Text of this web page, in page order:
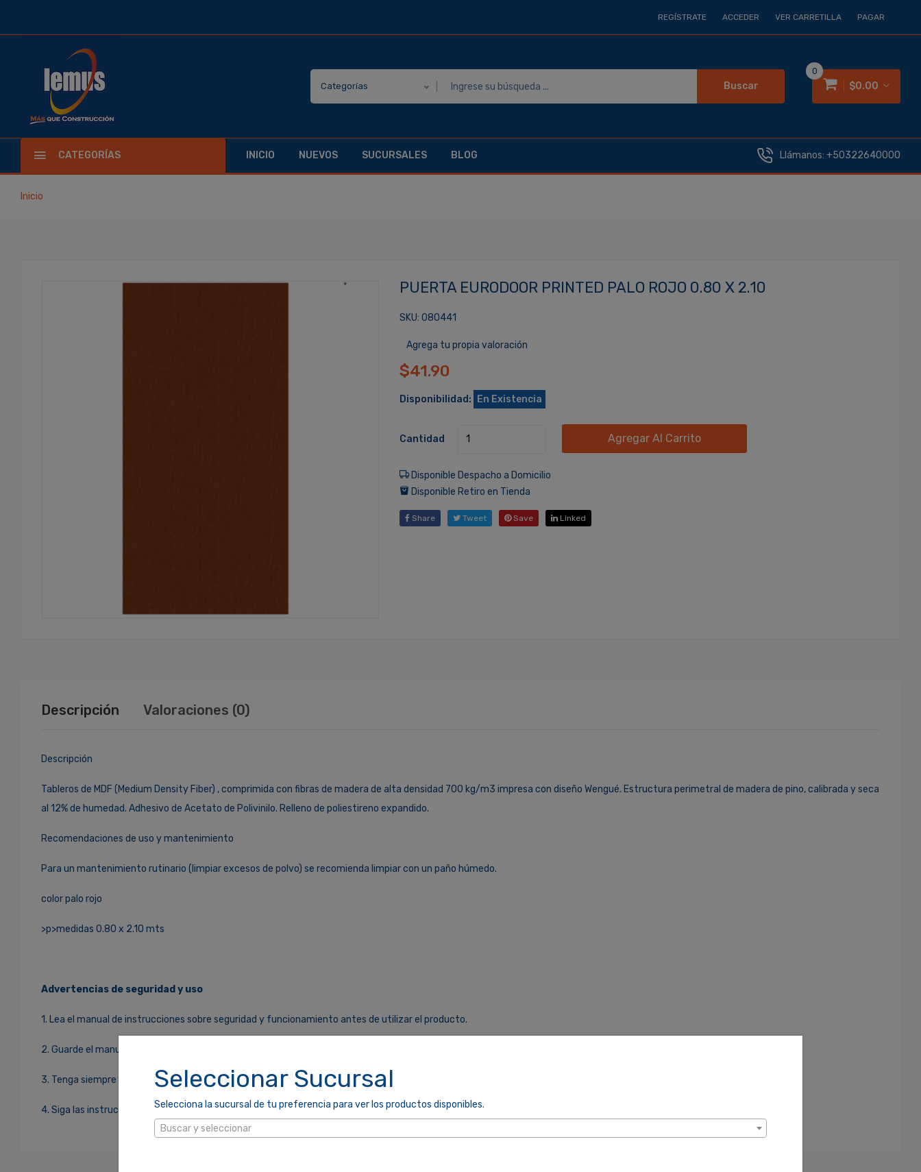
Seleccionar Sucursal
Selecciona la sucursal de tu preferencia para ver los productos disponibles.
Buscar y seleccionar
REGÍSTRATE ACCEDER VER CARRETILLA PAGAR
Categorías Buscar $0.00
0
CATEGORÍAS INICIO NUEVOS SUCURSALES BLOG Llámanos: +50322640000
Inicio
PUERTA EURODOOR PRINTED PALO ROJO 0.80 X 2.10
SKU: 080441
Agrega tu propia valoración
$41.90
Disponibilidad: En Existencia
Cantidad Agregar Al Carrito
Disponible Despacho a Domicilio
Disponible Retiro en Tienda
Share Tweet Save Linked
Descripción Valoraciones (0)
Descripción
Tableros de MDF (Medium Density Fiber) , comprimida con fibras de madera de alta densidad 700 kg/m3 impresa con diseño Wengué. Estructura perimetral de madera de pino, calibrada y seca
al 12% de humedad. Adhesivo de Acetato de Polivinilo. Relleno de poliestireno expandido.
Recomendaciones de uso y mantenimiento
Para un mantenimiento rutinario (limpiar excesos de polvo) se recomienda limpiar con un paño húmedo.
color palo rojo
>p>medidas 0.80 x 2.10 mts
Advertencias de seguridad y uso
1. Lea el manual de instrucciones sobre seguridad y funcionamiento antes de utilizar el producto.
2. Guarde el manual de instrucciones para futuras referencias.
3. Tenga siempre en cuenta las advertencias que figuran en el producto y en el manual de instrucciones.
4. Siga las instrucciones indicadas.
Ingresa Para Dejar Tu Valoración